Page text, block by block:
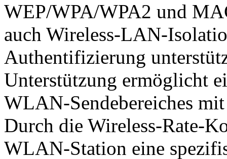
WEP/WPA/WPA2 und
auch Wireless-LAN-
Authentifizierung
Unterstützung ermöglicht
WLAN-Sendebereiches
Durch die Wireless-Rate-
WLAN-Station eine